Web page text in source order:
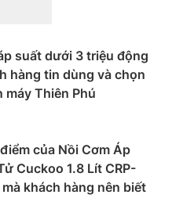
suất dưới 3 triệu động
hàng tin dùng và chọn
máy Thiên Phú
của Nồi Cơm Áp
Cuckoo 1.8 Lít CRP-
mà khách hàng nên biết